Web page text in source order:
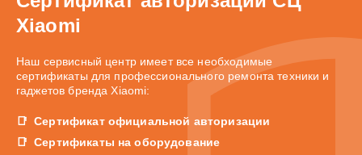
Xiaomi
Наш сервисный центр имеет все необходимые
сертификаты для профессионального ремонта техники и
гаджетов бренда Xiaomi:
Сертификат официальной авторизации
Сертификаты на оборудование